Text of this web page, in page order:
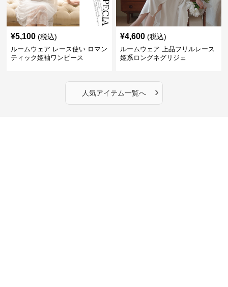
¥5,100 (税込)
ルームウェア レース使い ロマン
ティック姫袖ワンピース
¥4,600 (税込)
ルームウェア 上品フリルレース
姫系ロングネグリジェ
人気アイテム一覧へ ›